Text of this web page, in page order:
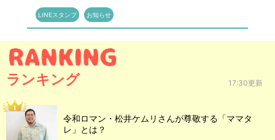
LINEスタンプ お知らせ
ランキング 17:30更新
令和ロマン・松井ケムリさんが尊敬する「ママタ
レ」とは？